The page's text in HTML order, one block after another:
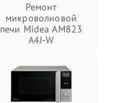
Ремонт
микроволновой
печи Midea AM823
A4J-W